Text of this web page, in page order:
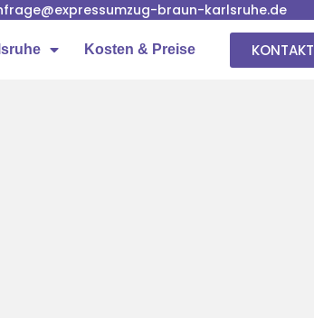
braun-karlsruhe.de
Kosten & Preise KONTAKT